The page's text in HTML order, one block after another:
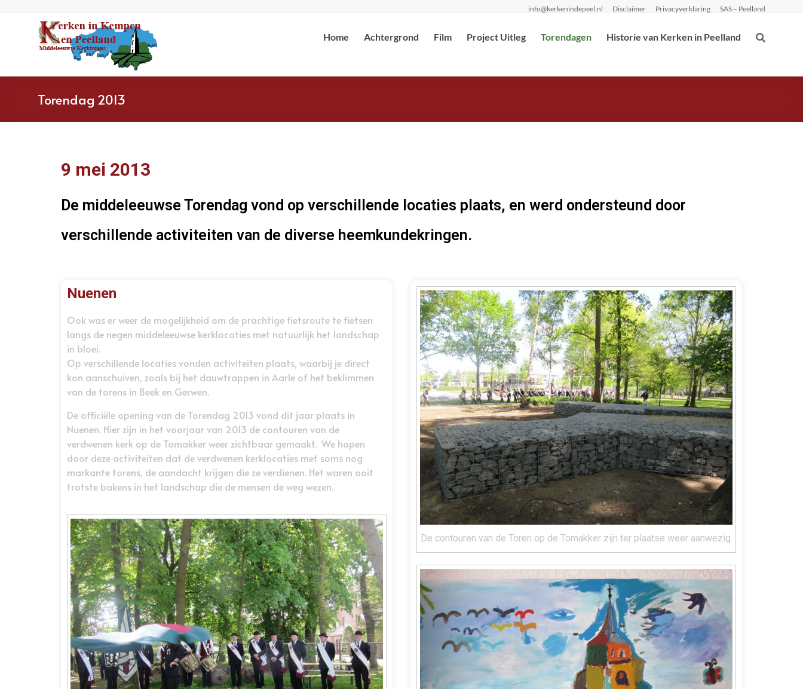
info@kerkenindepeel.nl Disclaimer Privacyverklaring SAS – Peelland
Home Achtergrond Film Project Uitleg Torendagen Historie van Kerken in Peelland
Torendag 2013
9 mei 2013
De middeleeuwse Torendag vond op verschillende locaties plaats, en werd ondersteund door
verschillende activiteiten van de diverse heemkundekringen.
Nuenen
Ook was er weer de mogelijkheid om de prachtige fietsroute te fietsen
langs de negen middeleeuwse kerklocaties met natuurlijk het landschap
in bloei.
Op verschillende locaties vonden activiteiten plaats, waarbij je direct
kon aanschuiven, zoals bij het dauwtrappen in Aarle of het beklimmen
van de torens in Beek en Gerwen.
De officiële opening van de Torendag 2013 vond dit jaar plaats in
Nuenen. Hier zijn in het voorjaar van 2013 de contouren van de
verdwenen kerk op de Tomakker weer zichtbaar gemaakt. We hopen
door deze activiteiten dat de verdwenen kerklocaties met soms nog
markante torens, de aandacht krijgen die ze verdienen. Het waren ooit
trotste bakens in het landschap die de mensen de weg wezen.
De contouren van de Toren op de Tomakker zijn ter plaatse weer aanwezig.